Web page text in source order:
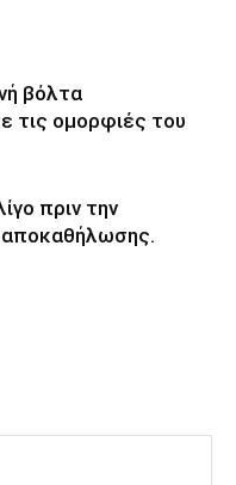
βόλτα
τις ομορφιές του
πριν την
αποκαθήλωσης.